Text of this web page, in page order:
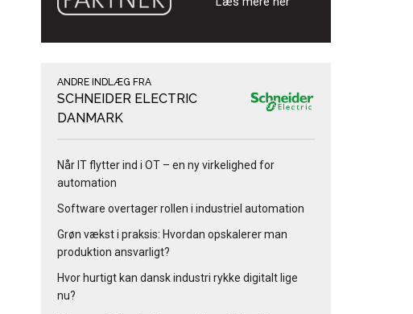
ANDRE INDLÆG FRA
SCHNEIDER ELECTRIC
DANMARK
Når IT flytter ind i OT – en ny virkelighed for
automation
Software overtager rollen i industriel automation
Grøn vækst i praksis: Hvordan opskalerer man
produktion ansvarligt?
Hvor hurtigt kan dansk industri rykke digitalt lige
nu?